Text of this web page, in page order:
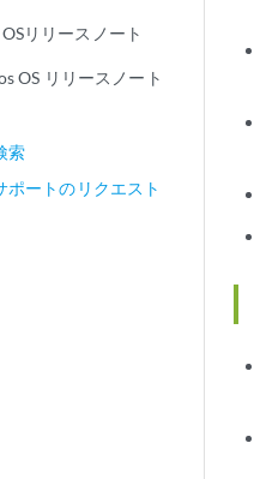
リリースノート
OS リリースノート
索
ポートのリクエスト